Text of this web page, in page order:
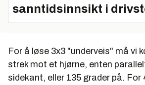
sanntidsinnsikt i
For å løse 3x3 "underveis" må vi
strek mot et hjørne, enten
sidekant, eller 135 grader på. For